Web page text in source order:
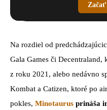
Na rozdiel od
Gala Games či
z roku 2021, alebo nedávno
Kombat a Catizen, ktoré po
pokles, Minotaurus prináša